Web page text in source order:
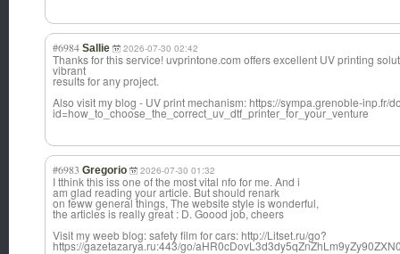
#6984 Sallie 2026-07-30 02:42
Thanks for this service! uvprintone.com offers excellent UV printing
vibrant
results for any project.
Also visit my blog - UV print mechanism: https://sympa.grenoble-inp.fr/
id=how_to_choose_the_correct_uv_dtf_printer_for_your_venture
#6983 Gregorio 2026-07-30 01:32
I tthink this iss one of the most vital nfo for me. And i
am glad reading your article. But should renark
on feww general things, The website style is wonderful,
the articles is really great : D. Goood job, cheers
Visit my weeb blog: safety film for cars: http://Litset.ru/go?
https://gazetazarya.ru:443/go/